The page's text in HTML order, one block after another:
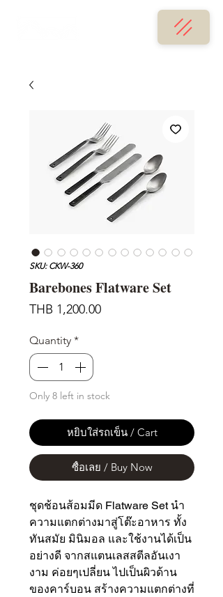
SKU: CKW-360
Barebones Flatware Set
THB 1,200.00Price
Quantity *
Only 8 left in stock
หยิบใส่รถเข็น / Cart
ซื้อเลย / Buy Now
ชุดช้อนส้อมมีด Flatware Set นำ
ความแตกต่างมาสู่โต๊ะอาหาร ทั้ง
ทันสมัย มินิมอล และใช้งานได้เป็น
อย่างดี จากสแตนเลสสตีลอันเงา
งาม ค่อยๆเปลี่ยน ไปเป็นผิวด้าน
ของคาร์บอน สร้างความแตกต่างที่